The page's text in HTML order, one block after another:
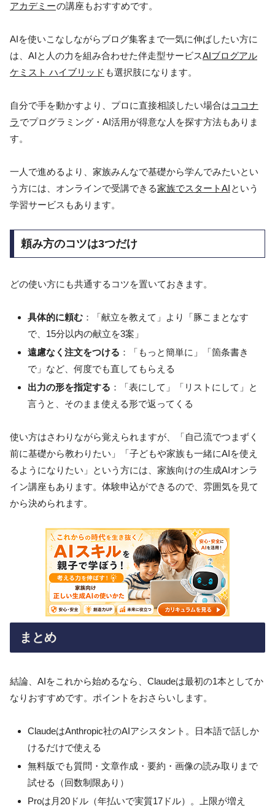
アカデミーの講座もおすすめです。
AIを使いこなしながらブログ集客まで一気に伸ばしたい方に
は、AIと人の力を組み合わせた伴走型サービスAIブログアル
ケミスト ハイブリッド も選択肢になります。
自分で手を動かすより、プロに直接相談したい場合はココナ
ラ でプログラミング・AI活用が得意な人を探す方法もありま
す。
一人で進めるより、家族みんなで基礎から学んでみたいとい
う方には、オンラインで受講できる家族でスタートAI という
学習サービスもあります。
頼み方のコツは3つだけ
どの使い方にも共通するコツを置いておきます。
具体的に頼む ：「献立を教えて」より「豚こまとなす
で、15分以内の献立を3案」
遠慮なく注文をつける ：「もっと簡単に」「箇条書き
で」など、何度でも直してもらえる
出力の形を指定する ：「表にして」「リストにして」と
言うと、そのまま使える形で返ってくる
使い方はさわりながら覚えられますが、「自己流でつまずく
前に基礎から教わりたい」「子どもや家族も一緒にAIを使え
るようになりたい」という方には、家族向けの生成AIオンラ
イン講座もあります。体験申込ができるので、雰囲気を見て
から決められます。
まとめ
結論、AIをこれから始めるなら、Claudeは最初の1本としてか
なりおすすめです。ポイントをおさらいします。
ClaudeはAnthropic社のAIアシスタント。日本語で話しか
けるだけで使える
無料版でも質問・文章作成・要約・画像の読み取りまで
試せる（回数制限あり）
Proは月20ドル（年払いで実質17ドル）。上限が増え